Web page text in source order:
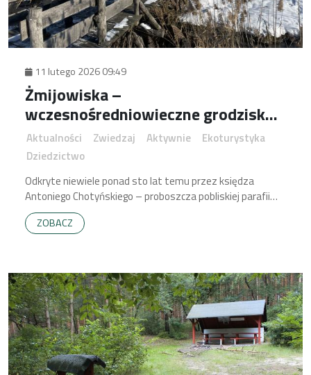
11 lutego 2026 09:49
Żmijowiska –
wczesnośredniowieczne grodzisko
na malowniczym szlaku pod Opolem
Lubelskim
Aktualności Zwiedzaj Aktywnie
Ekoturystyka
Dziedzictwo
Odkryte niewiele ponad sto lat temu przez księdza
Antoniego Chotyńskiego – proboszcza pobliskiej parafii
Wilków. Jednak pierwsze badania archeologiczne miały tu
miejsce dopiero w latach sześćdziesiątych.
ZOBACZ